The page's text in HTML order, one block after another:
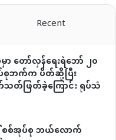
Recent
တော်လှန်ရေးရဲဘော် ၂၀
ပ်စုဘက်က ပိတ်ဆို့ပြီး
တ်ဖြတ်ခဲ့ကြောင်း ရုပ်သံ
စစ်အုပ်စု ဘယ်လောက်